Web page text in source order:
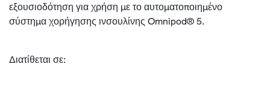
εξουσιοδότηση για χρήση με το αυτοματοποιημένο
σύστημα χορήγησης ινσουλίνης Omnipod® 5.
Διατίθεται σε: